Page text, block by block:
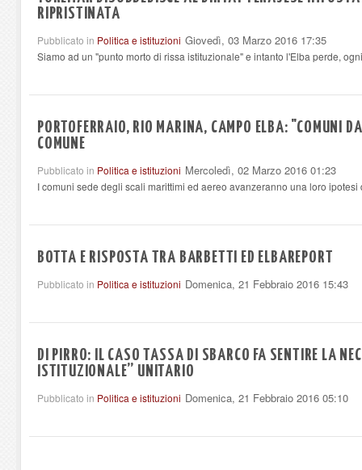
RIPRISTINATA
Pubblicato in Politica e istituzioni Giovedì, 03 Marzo 2016 17:35
Siamo ad un "punto morto di rissa istituzionale" e intanto l'Elba perde,
PORTOFERRAIO, RIO MARINA, CAMPO ELBA: "COMUNI
COMUNE
Pubblicato in Politica e istituzioni Mercoledì, 02 Marzo 2016 01:23
I comuni sede degli scali marittimi ed aereo avanzeranno una loro
BOTTA E RISPOSTA TRA BARBETTI ED ELBAREPORT
Pubblicato in Politica e istituzioni Domenica, 21 Febbraio 2016 15:43
DI PIRRO: IL CASO TASSA DI SBARCO FA SENTIRE LA
ISTITUZIONALE” UNITARIO
Pubblicato in Politica e istituzioni Domenica, 21 Febbraio 2016 05:10